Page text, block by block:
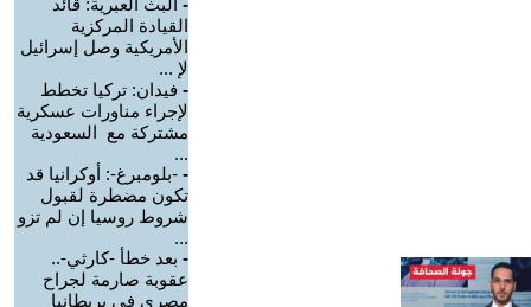
- البث العبرية: قائد
القيادة المركزية
الأمريكية وصل إسرائيل
لإ ...
- فيدان: تركيا تخطط
لإجراء مناورات عسكرية
مشتركة مع السعودية
...
- -بلومبرغ-: أوكرانيا قد
تكون مضطرة لقبول
شروط روسيا إن لم تزو
...
- بعد خطأ -كارثي-..
عقوبة صارمة لجراح
مصري في بريطانيا